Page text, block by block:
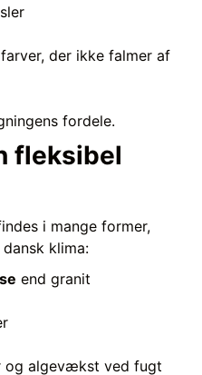
der ikke falmer af
fordele.
fleksibel
i mange former,
klima:
end granit
og algevækst ved fugt